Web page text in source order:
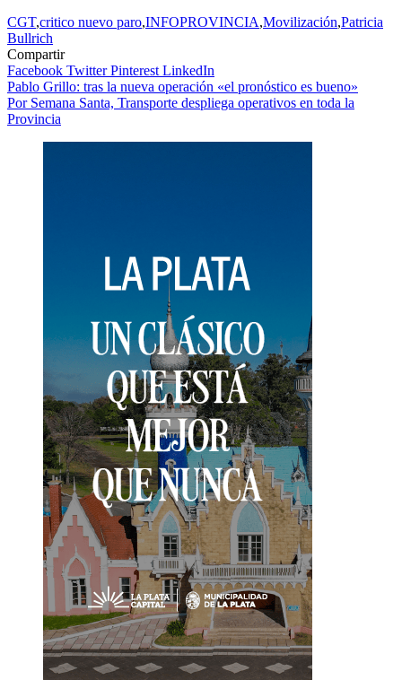
CGT,critico nuevo paro,INFOPROVINCIA,Movilización,Patricia
Bullrich
Compartir
Facebook TwitterPinterest LinkedIn
Navegación
de
entradas
Pablo Grillo: tras la nueva operación «el pronóstico es bueno»
Por Semana Santa, Transporte despliega operativos en toda la
Provincia